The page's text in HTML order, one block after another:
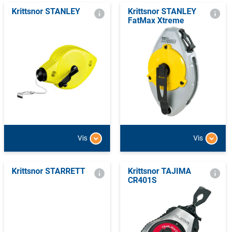
Krittsnor STANLEY
Vis
Krittsnor STANLEY
FatMax Xtreme
Vis
Krittsnor STARRETT
Krittsnor TAJIMA
CR401S